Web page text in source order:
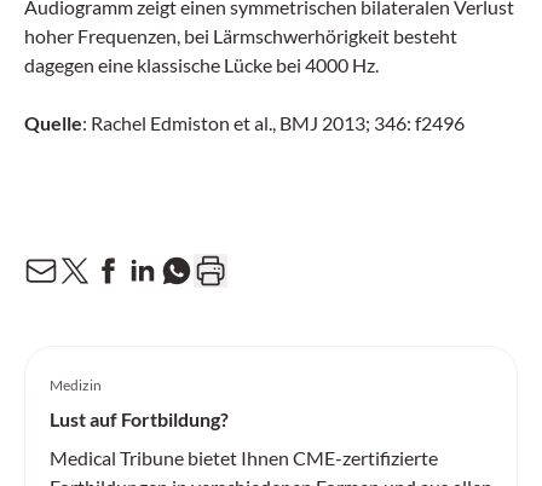
Audiogramm zeigt einen symmetrischen bilateralen Verlust
hoher Frequenzen, bei Lärmschwerhörigkeit besteht
dagegen eine klassische Lücke bei 4000 Hz.
Quelle: Rachel Edmiston et al., BMJ 2013; 346: f2496
Medizin
Lust auf Fortbildung?
Medical Tribune bietet Ihnen CME-zertifizierte